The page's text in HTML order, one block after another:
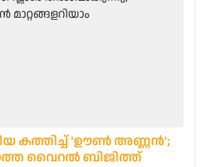
കത്തിച്ച് 'ഊൺ അണ്ണൻ';
വൈറല്‍ ബിജിത്ത്